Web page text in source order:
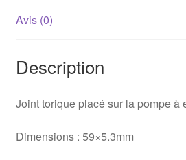
Avis (0)
Description
Joint torique placé sur la pompe à
Dimensions : 59×5.3mm